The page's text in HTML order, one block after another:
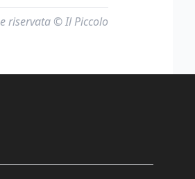
riservata © Il Piccolo